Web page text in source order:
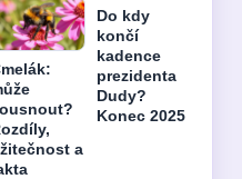
a
Do kdy
končí
kadence
prezidenta
Dudy?
Konec 2025